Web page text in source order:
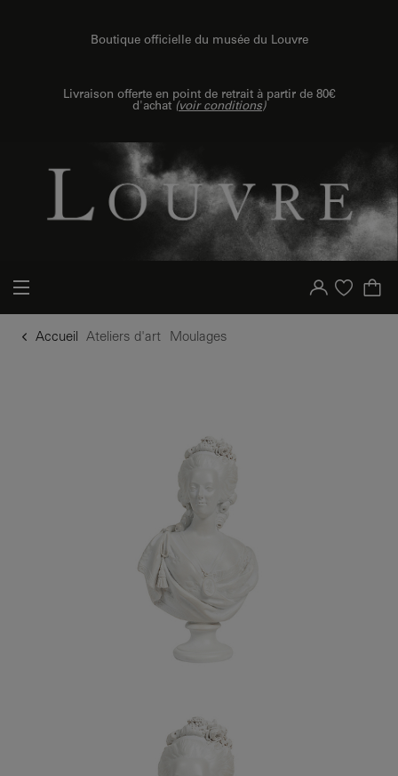
Boutique officielle du musée du Louvre
Livraison offerte en point de retrait à partir de 80€
d'achat (voir conditions)
Votre compte
Liste d'achat
Accueil Ateliers d'art Moulages